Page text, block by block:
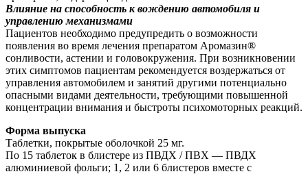
Влияние на способность к вождению автомобиля и
управлению механизмами
Пациентов необходимо предупредить о возможности
появления во время лечения препаратом Аромазин®
сонливости, астении и головокружения. При возникновении
этих симптомов пациентам рекомендуется воздержаться от
управления автомобилем и занятий другими потенциально
опасными видами деятельности, требующими повышенной
концентрации внимания и быстроты психомоторных реакций.
Форма выпуска
Таблетки, покрытые оболочкой 25 мг.
По 15 таблеток в блистере из ПВДХ / ПВХ — ПВДХ
алюминиевой фольги; 1, 2 или 6 блистеров вместе с